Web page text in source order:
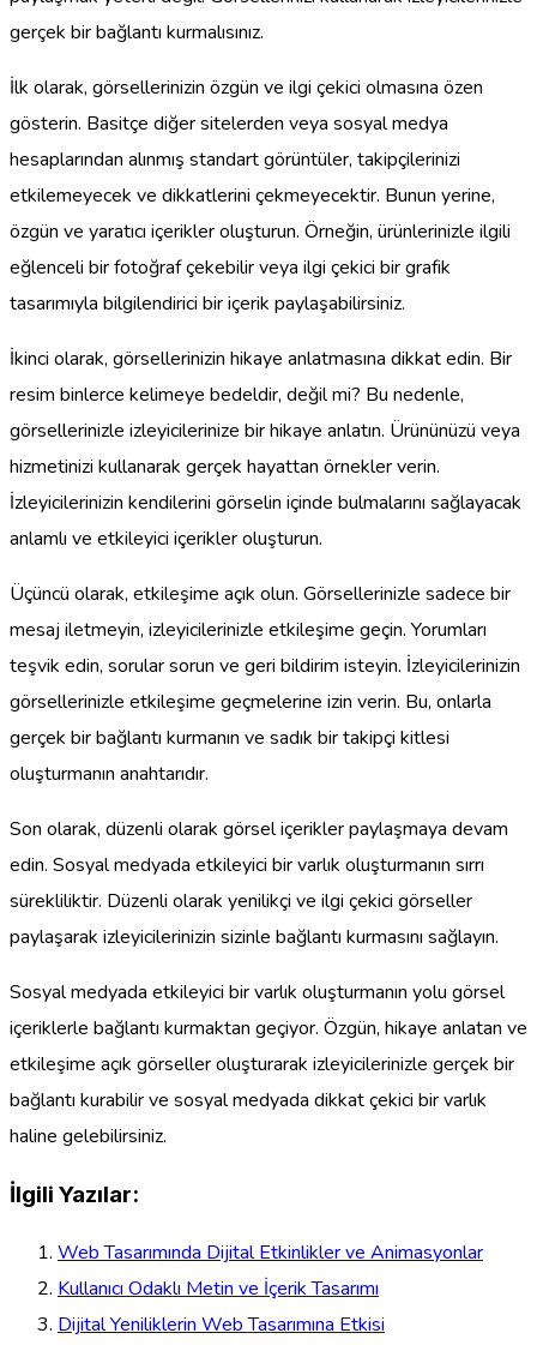
gerçek bir bağlantı kurmalısınız.
İlk olarak, görsellerinizin özgün ve ilgi çekici olmasına özen
gösterin. Basitçe diğer sitelerden veya sosyal medya
hesaplarından alınmış standart görüntüler, takipçilerinizi
etkilemeyecek ve dikkatlerini çekmeyecektir. Bunun yerine,
özgün ve yaratıcı içerikler oluşturun. Örneğin, ürünlerinizle ilgili
eğlenceli bir fotoğraf çekebilir veya ilgi çekici bir grafik
tasarımıyla bilgilendirici bir içerik paylaşabilirsiniz.
İkinci olarak, görsellerinizin hikaye anlatmasına dikkat edin. Bir
resim binlerce kelimeye bedeldir, değil mi? Bu nedenle,
görsellerinizle izleyicilerinize bir hikaye anlatın. Ürününüzü veya
hizmetinizi kullanarak gerçek hayattan örnekler verin.
İzleyicilerinizin kendilerini görselin içinde bulmalarını sağlayacak
anlamlı ve etkileyici içerikler oluşturun.
Üçüncü olarak, etkileşime açık olun. Görsellerinizle sadece bir
mesaj iletmeyin, izleyicilerinizle etkileşime geçin. Yorumları
teşvik edin, sorular sorun ve geri bildirim isteyin. İzleyicilerinizin
görsellerinizle etkileşime geçmelerine izin verin. Bu, onlarla
gerçek bir bağlantı kurmanın ve sadık bir takipçi kitlesi
oluşturmanın anahtarıdır.
Son olarak, düzenli olarak görsel içerikler paylaşmaya devam
edin. Sosyal medyada etkileyici bir varlık oluşturmanın sırrı
sürekliliktir. Düzenli olarak yenilikçi ve ilgi çekici görseller
paylaşarak izleyicilerinizin sizinle bağlantı kurmasını sağlayın.
Sosyal medyada etkileyici bir varlık oluşturmanın yolu görsel
içeriklerle bağlantı kurmaktan geçiyor. Özgün, hikaye anlatan ve
etkileşime açık görseller oluşturarak izleyicilerinizle gerçek bir
bağlantı kurabilir ve sosyal medyada dikkat çekici bir varlık
haline gelebilirsiniz.
İlgili Yazılar:
Web Tasarımında Dijital Etkinlikler ve Animasyonlar
Kullanıcı Odaklı Metin ve İçerik Tasarımı
Dijital Yeniliklerin Web Tasarımına Etkisi